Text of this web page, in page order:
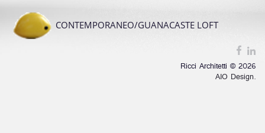
CONTEMPORANEO/GUANACASTE LOFT
Ricci Architetti © 2026
AIO Design.